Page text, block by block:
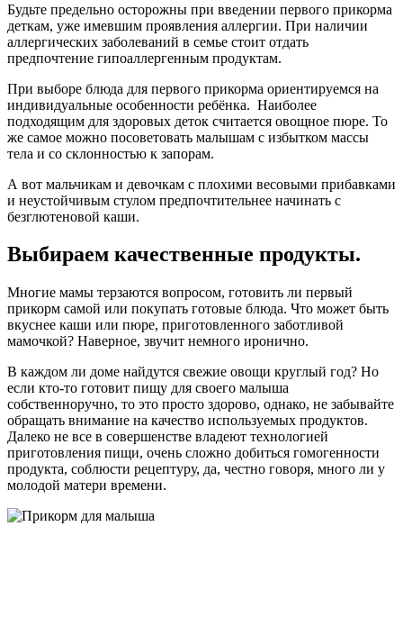
Будьте предельно осторожны при введении первого прикорма
деткам, уже имевшим проявления аллергии. При наличии
аллергических заболеваний в семье стоит отдать
предпочтение гипоаллергенным продуктам.
При выборе блюда для первого прикорма ориентируемся на
индивидуальные особенности ребёнка. Наиболее
подходящим для здоровых деток считается овощное пюре. То
же самое можно посоветовать малышам с избытком массы
тела и со склонностью к запорам.
А вот мальчикам и девочкам с плохими весовыми прибавками
и неустойчивым стулом предпочтительнее начинать с
безглютеновой каши.
Выбираем качественные продукты.
Многие мамы терзаются вопросом, готовить ли первый
прикорм самой или покупать готовые блюда. Что может быть
вкуснее каши или пюре, приготовленного заботливой
мамочкой? Наверное, звучит немного иронично.
В каждом ли доме найдутся свежие овощи круглый год? Но
если кто-то готовит пищу для своего малыша
собственноручно, то это просто здорово, однако, не забывайте
обращать внимание на качество используемых продуктов.
Далеко не все в совершенстве владеют технологией
приготовления пищи, очень сложно добиться гомогенности
продукта, соблюсти рецептуру, да, честно говоря, много ли у
молодой матери времени.